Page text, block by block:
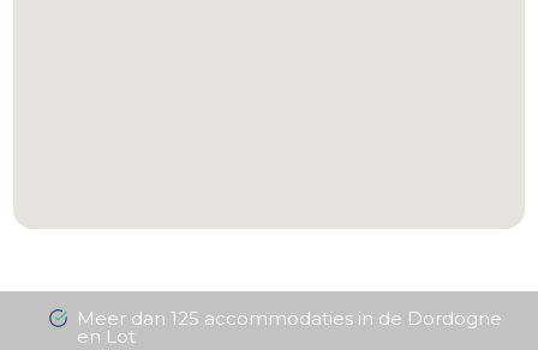
Meer dan 125 accommodaties in de Dordogne
en Lot